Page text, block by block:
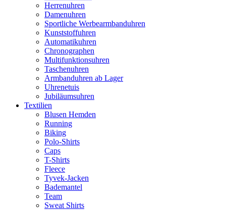
Herrenuhren
Damenuhren
Sportliche Werbearmbanduhren
Kunststoffuhren
Automatikuhren
Chronographen
Multifunktionsuhren
Taschenuhren
Armbanduhren ab Lager
Uhrenetuis
Jubiläumsuhren
Textilien
Blusen Hemden
Running
Biking
Polo-Shirts
Caps
T-Shirts
Fleece
Tyvek-Jacken
Bademantel
Team
Sweat Shirts